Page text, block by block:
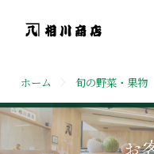
ホーム 旬の野菜・果物